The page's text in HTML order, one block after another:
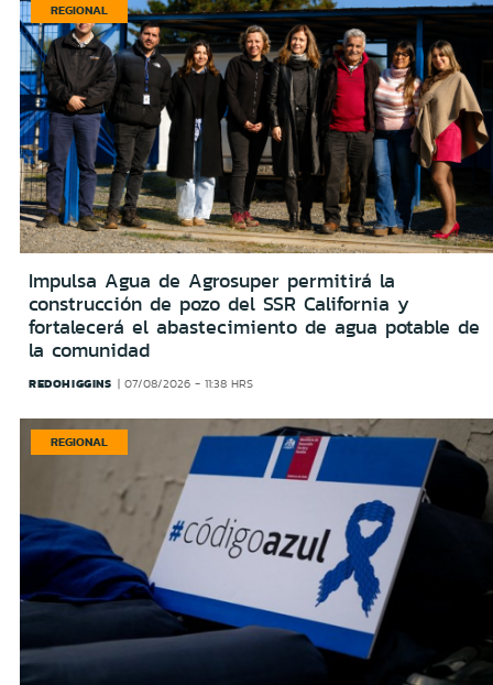
REGIONAL
Impulsa Agua de Agrosuper permitirá la
construcción de pozo del SSR California y
fortalecerá el abastecimiento de agua potable de
la comunidad
REDOHIGGINS 07/08/2026 - 11:38 HRS
REGIONAL